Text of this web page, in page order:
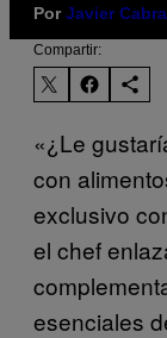
PorJavier
Compartir:
«¿Le
con
exclusivo
el chef
esenciales